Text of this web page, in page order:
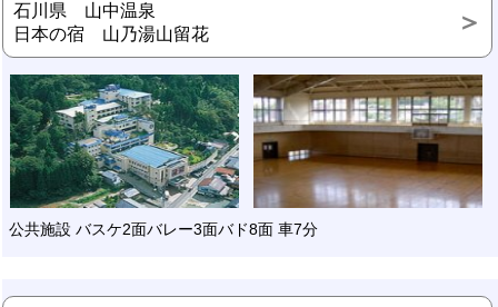
石川県 山中温泉
日本の宿 山乃湯山留花
公共施設 バスケ2面バレー3面バド8面 車7分